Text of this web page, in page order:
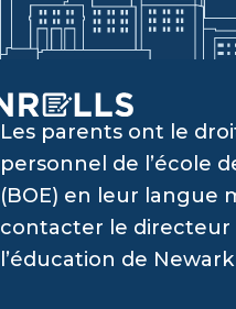
Les parents ont le
personnel de l’école
(BOE) en leur langue
contacter le directeur
l’éducation de